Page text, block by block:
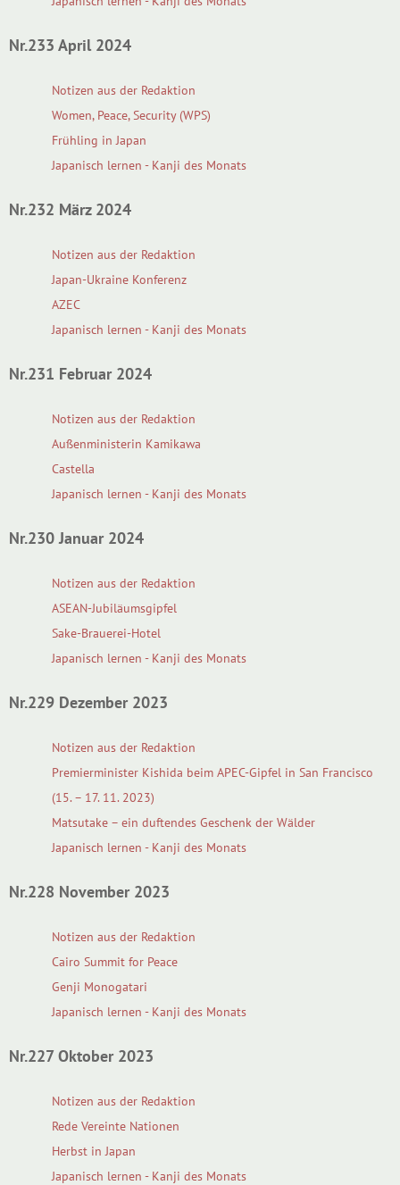
Nr.233 April 2024
Notizen aus der Redaktion
Women, Peace, Security (WPS)
Frühling in Japan
Japanisch lernen - Kanji des Monats
Nr.232 März 2024
Notizen aus der Redaktion
Japan-Ukraine Konferenz
AZEC
Japanisch lernen - Kanji des Monats
Nr.231 Februar 2024
Notizen aus der Redaktion
Außenministerin Kamikawa
Castella
Japanisch lernen - Kanji des Monats
Nr.230 Januar 2024
Notizen aus der Redaktion
ASEAN-Jubiläumsgipfel
Sake-Brauerei-Hotel
Japanisch lernen - Kanji des Monats
Nr.229 Dezember 2023
Notizen aus der Redaktion
Premierminister Kishida beim APEC-Gipfel in San Francisco
(15. – 17. 11. 2023)
Matsutake – ein duftendes Geschenk der Wälder
Japanisch lernen - Kanji des Monats
Nr.228 November 2023
Notizen aus der Redaktion
Cairo Summit for Peace
Genji Monogatari
Japanisch lernen - Kanji des Monats
Nr.227 Oktober 2023
Notizen aus der Redaktion
Rede Vereinte Nationen
Herbst in Japan
Japanisch lernen - Kanji des Monats